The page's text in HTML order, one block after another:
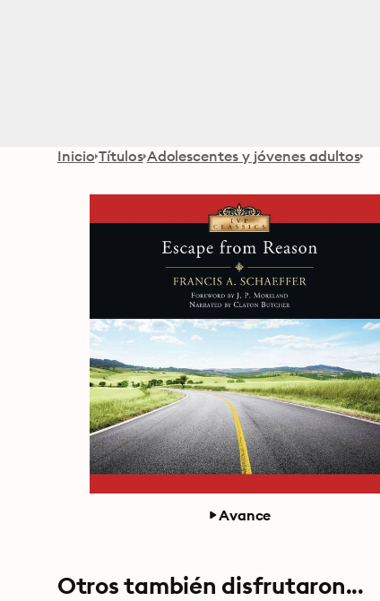
Inicio Títulos Adolescentes y jóvenes adultos
Avance
Otros también disfrutaron...